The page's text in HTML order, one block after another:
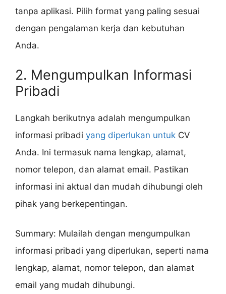
tanpa aplikasi. Pilih format yang paling sesuai
dengan pengalaman kerja dan kebutuhan
Anda.
2. Mengumpulkan Informasi
Pribadi
Langkah berikutnya adalah mengumpulkan
informasi pribadi yang diperlukan untuk CV
Anda. Ini termasuk nama lengkap, alamat,
nomor telepon, dan alamat email. Pastikan
informasi ini aktual dan mudah dihubungi oleh
pihak yang berkepentingan.
Summary: Mulailah dengan mengumpulkan
informasi pribadi yang diperlukan, seperti nama
lengkap, alamat, nomor telepon, dan alamat
email yang mudah dihubungi.